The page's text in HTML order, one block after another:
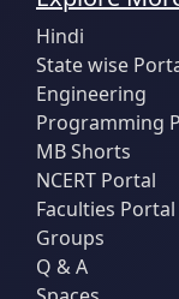
Hindi
State wise
Engineering
Programming
MB Shorts
NCERT Portal
Faculties Portal
Groups
Q & A